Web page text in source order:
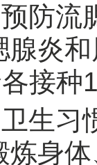
防流
腺炎
接种
生习
炼身